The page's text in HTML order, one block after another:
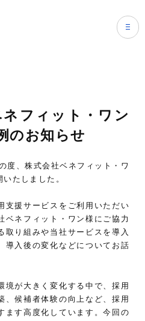
ビスTOP
ィア”シュートク”
フィット・ワン
のお知らせ
度、株式会社ベネフィット・ワ
たしました。
支援サービスをご利用いただい
ベネフィット・ワン様にご協力
取り組みや当社サービスを導入
導入後の変化などについてお話
境が大きく変化する中で、採用
、候補者体験の向上など、採用
ます高度化しています。今回の